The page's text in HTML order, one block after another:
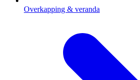
Overkapping & veranda